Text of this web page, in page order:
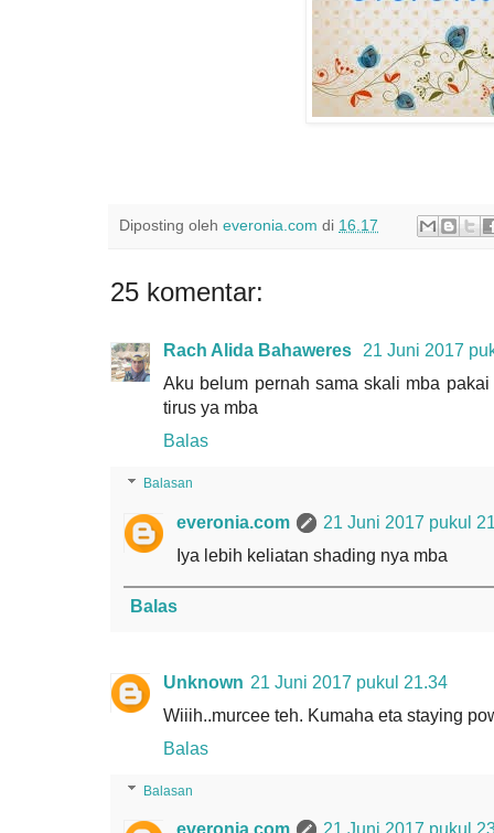
Diposting oleh everonia.com di 16.17
25 komentar:
Rach Alida Bahaweres 21 Juni 2017
Aku belum pernah sama skali mba
tirus ya mba
Balas
Balasan
everonia.com
21 Juni 2017 pukul
Iya lebih keliatan shading nya mba
Balas
Unknown 21 Juni 2017 pukul 21.34
Wiiih..murcee teh. Kumaha eta staying
Balas
Balasan
everonia.com
21 Juni 2017 pukul